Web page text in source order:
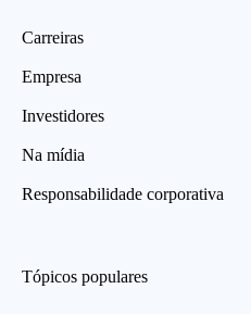
Carreiras
Empresa
Investidores
Na mídia
Responsabilidade corporativa
Tópicos populares